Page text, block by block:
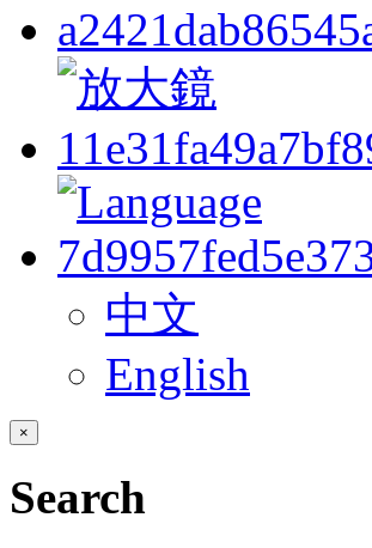
中文
English
×
Search